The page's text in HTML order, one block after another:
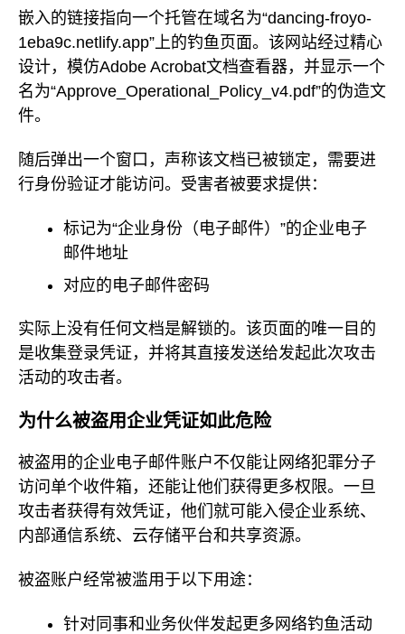
嵌入的链接指向一个托管在域名为“dancing-froyo-
1eba9c.netlify.app”上的钓鱼页面。该网站经过精心
设计，模仿Adobe Acrobat文档查看器，并显示一个
名为“Approve_Operational_Policy_v4.pdf”的伪造文
件。
随后弹出一个窗口，声称该文档已被锁定，需要进
行身份验证才能访问。受害者被要求提供：
标记为“企业身份（电子邮件）”的企业电子
邮件地址
对应的电子邮件密码
实际上没有任何文档是解锁的。该页面的唯一目的
是收集登录凭证，并将其直接发送给发起此次攻击
活动的攻击者。
为什么被盗用企业凭证如此危险
被盗用的企业电子邮件账户不仅能让网络犯罪分子
访问单个收件箱，还能让他们获得更多权限。一旦
攻击者获得有效凭证，他们就可能入侵企业系统、
内部通信系统、云存储平台和共享资源。
被盗账户经常被滥用于以下用途：
针对同事和业务伙伴发起更多网络钓鱼活动